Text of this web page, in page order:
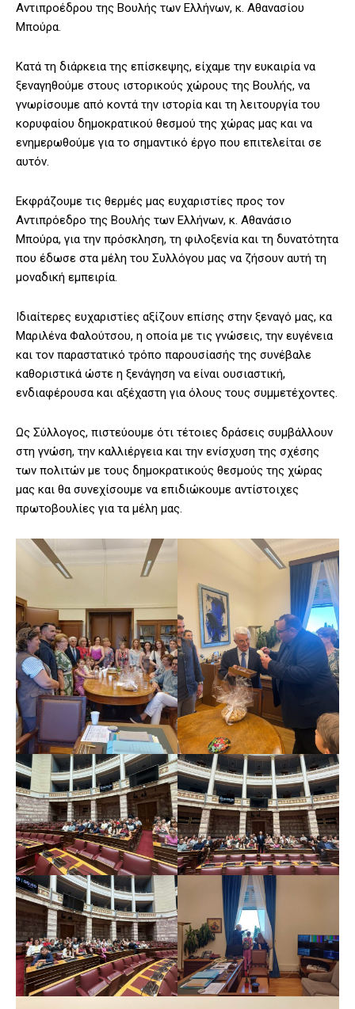
Αντιπροέδρου της Βουλής των Ελλήνων, κ. Αθανασίου
Μπούρα.
Κατά τη διάρκεια της επίσκεψης, είχαμε την ευκαιρία να
ξεναγηθούμε στους ιστορικούς χώρους της Βουλής, να
γνωρίσουμε από κοντά την ιστορία και τη λειτουργία του
κορυφαίου δημοκρατικού θεσμού της χώρας μας και να
ενημερωθούμε για το σημαντικό έργο που επιτελείται σε
αυτόν.
Εκφράζουμε τις θερμές μας ευχαριστίες προς τον
Αντιπρόεδρο της Βουλής των Ελλήνων, κ. Αθανάσιο
Μπούρα, για την πρόσκληση, τη φιλοξενία και τη δυνατότητα
που έδωσε στα μέλη του Συλλόγου μας να ζήσουν αυτή τη
μοναδική εμπειρία.
Ιδιαίτερες ευχαριστίες αξίζουν επίσης στην ξεναγό μας, κα
Μαριλένα Φαλούτσου, η οποία με τις γνώσεις, την ευγένεια
και τον παραστατικό τρόπο παρουσίασής της συνέβαλε
καθοριστικά ώστε η ξενάγηση να είναι ουσιαστική,
ενδιαφέρουσα και αξέχαστη για όλους τους συμμετέχοντες.
Ως Σύλλογος, πιστεύουμε ότι τέτοιες δράσεις συμβάλλουν
στη γνώση, την καλλιέργεια και την ενίσχυση της σχέσης
των πολιτών με τους δημοκρατικούς θεσμούς της χώρας
μας και θα συνεχίσουμε να επιδιώκουμε αντίστοιχες
πρωτοβουλίες για τα μέλη μας.